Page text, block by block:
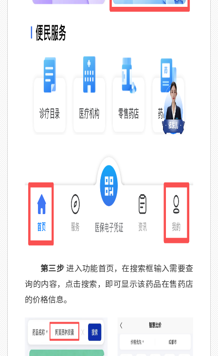
第三步进入功能首页，在搜索框输入需要查
询的内容，点击搜索，即可显示该药品在售药店
的价格信息。